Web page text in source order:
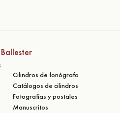
Cilindros de fonógrafo
Catálogos de cilindros
Fotografías y postales
Manuscritos